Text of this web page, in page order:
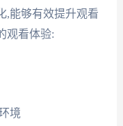
,能够有效提升观看
观看体验:
境